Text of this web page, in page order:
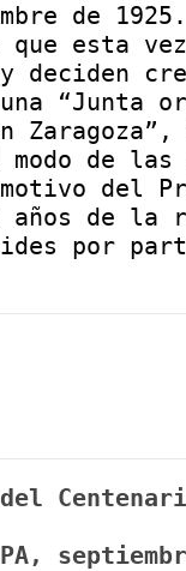
de
que esta
y deciden
“Junta
de las
del
de la
por